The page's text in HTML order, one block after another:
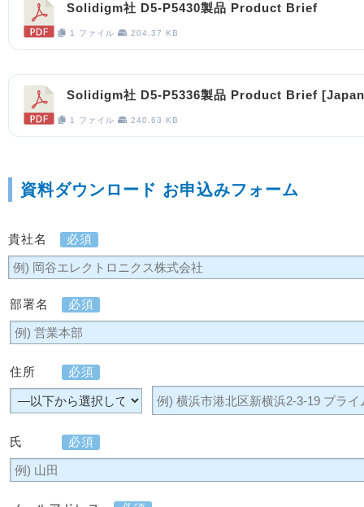
Solidigm社 D5-P5430製品 Product Brief
1 ファイル 204.37 KB
Solidigm社 D5-P5336製品 Product Brief
1 ファイル 240.63 KB
資料ダウンロード お申込みフォーム
貴社名 必須
部署名 必須
住所 必須
氏 必須